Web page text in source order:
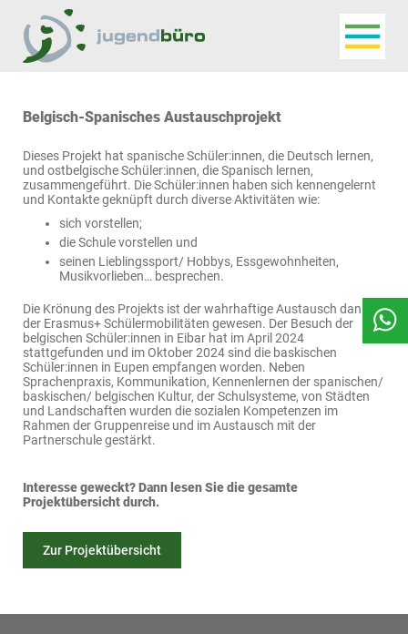
Belgisch-Spanisches Austauschprojekt
Dieses Projekt hat spanische Schüler:innen, die Deutsch lernen,
und ostbelgische Schüler:innen, die Spanisch lernen,
zusammengeführt. Die Schüler:innen haben sich kennengelernt
und Kontakte geknüpft durch diverse Aktivitäten wie:
sich vorstellen;
die Schule vorstellen und
seinen Lieblingssport/ Hobbys, Essgewohnheiten,
Musikvorlieben… besprechen.
Die Krönung des Projekts ist der wahrhaftige Austausch dank
der Erasmus+ Schülermobilitäten gewesen. Der Besuch der
belgischen Schüler:innen in Eibar hat im April 2024
stattgefunden und im Oktober 2024 sind die baskischen
Schüler:innen in Eupen empfangen worden. Neben
Sprachenpraxis, Kommunikation, Kennenlernen der spanischen/
baskischen/ belgischen Kultur, der Schulsysteme, von Städten
und Landschaften wurden die sozialen Kompetenzen im
Rahmen der Gruppenreise und im Austausch mit der
Partnerschule gestärkt.
Interesse geweckt? Dann lesen Sie die gesamte
Projektübersicht durch.
Zur Projektübersicht